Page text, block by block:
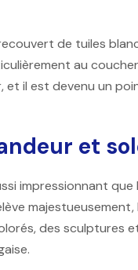
de tuiles
au
il est devenu un
et
impressionnant
majestueusement,
des sculptures